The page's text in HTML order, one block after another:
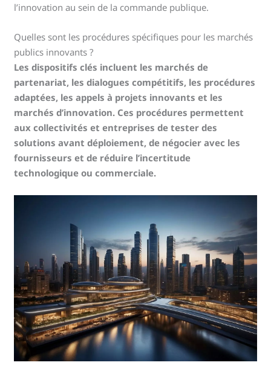
l’innovation au sein de la commande publique.
Quelles sont les procédures spécifiques pour les marchés
publics innovants ?
Les dispositifs clés incluent les marchés de
partenariat, les dialogues compétitifs, les procédures
adaptées, les appels à projets innovants et les
marchés d’innovation. Ces procédures permettent
aux collectivités et entreprises de tester des
solutions avant déploiement, de négocier avec les
fournisseurs et de réduire l’incertitude
technologique ou commerciale.